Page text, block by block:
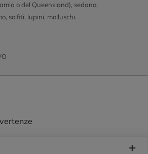
o del Queensland), sedano,
solfiti, lupini, molluschi.